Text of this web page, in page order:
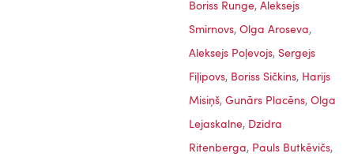
Boriss Runge, Aleksejs
Smirnovs, Olga Aroseva,
Aleksejs Poļevojs, Sergejs
Fiļipovs, Boriss Sičkins, Harijs
Misiņš, Gunārs Placēns, Olga
Lejaskalne, Dzidra
Ritenberga, Pauls Butkēvičs,